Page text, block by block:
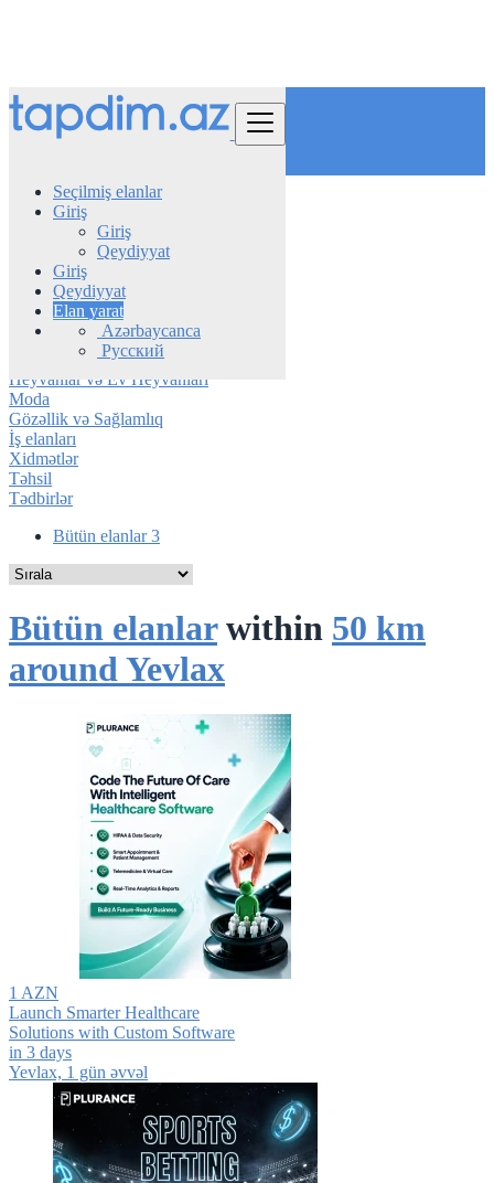
Seçilmiş elanlar
Giriş
Giriş
Qeydiyyat
Giriş
Qeydiyyat
Elan yarat
Azərbaycanca
Русский
Azerbaijan
Yevlax
Avtomobil
Telefon & Planşet
Elektronika
Mebel & Məişət texnikası
Daşınmaz əmlak
Heyvanlar və Ev Heyvanları
Moda
Gözəllik və Sağlamlıq
İş elanları
Xidmətlər
Təhsil
Tədbirlər
Bütün elanlar3
Bütün elanlarwithin 50 km
around Yevlax
1 AZN
Launch Smarter Healthcare
Solutions with Custom Software
in 3 days
Yevlax, 1 gün əvvəl